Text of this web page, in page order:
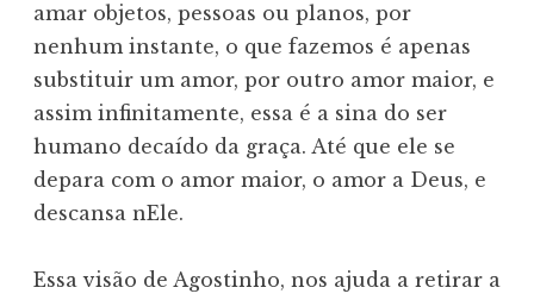
amar objetos, pessoas ou planos, por
nenhum instante, o que fazemos é apenas
substituir um amor, por outro amor maior, e
assim infinitamente, essa é a sina do ser
humano decaído da graça. Até que ele se
depara com o amor maior, o amor a Deus, e
descansa nEle.
Essa visão de Agostinho, nos ajuda a retirar a